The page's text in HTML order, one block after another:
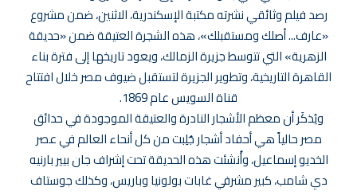
رصد فيلم وثائقي نشرته مكتبة الإسكندرية، الاثنين، ضمن مشروع
«عارف... أصلك ومستقبلك»، هذه الشجرة العتيقة ضمن «حديقة
الزهرية» التي تتوسط جزيرة الزمالك، ويعود تاريخها إلى فترة بناء
القاهرة التاريخية، وتطوير الجزيرة لتستقبل ضيوف مصر خلال افتتاح
قناة السويس عام 1869.
ويُذكَر أن معظم الأشجار النادرة والعتيقة الموجودة في حدائق
مصر حالياً هي أحفاد أشجار جُلِبت من كل أنحاء العالم في عصر
الخديو إسماعيل، وأُنشئت هذه الحديقة تحت إشراف جان بيير بارنيه
دي شامب، كبير مشرفي غابات بولونيا وباريس، وكذلك جوستاف